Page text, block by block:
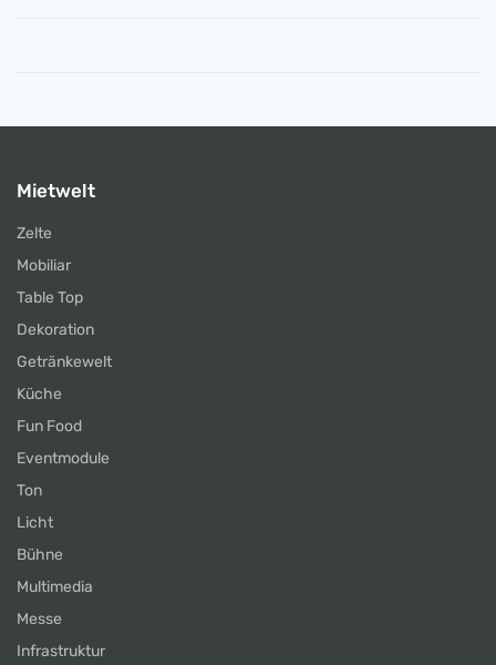
Mietwelt
Zelte
Mobiliar
Table Top
Dekoration
Getränkewelt
Küche
Fun Food
Eventmodule
Ton
Licht
Bühne
Multimedia
Messe
Infrastruktur